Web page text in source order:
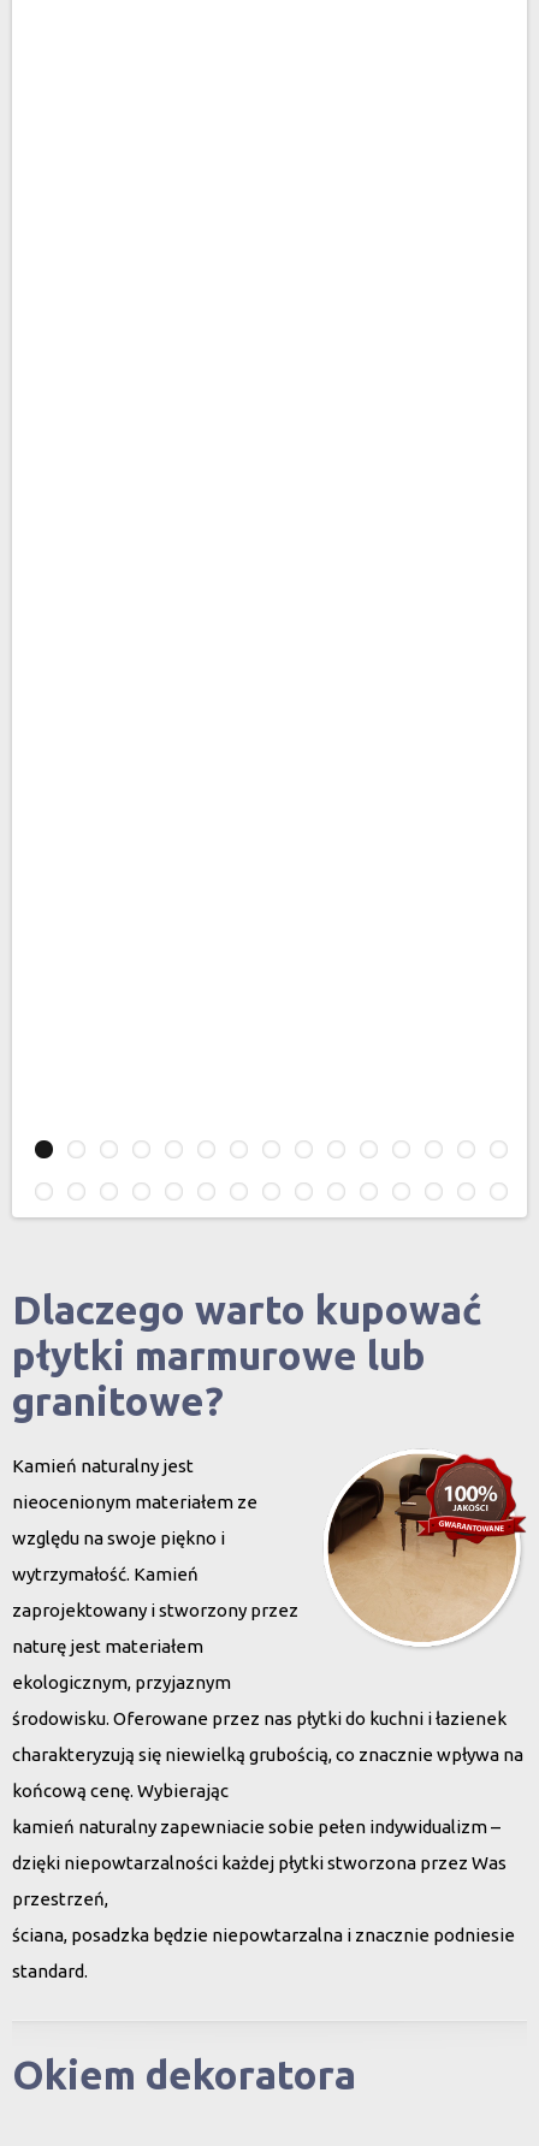
Dlaczego warto kupować
płytki marmurowe lub
granitowe?
Kamień naturalny jest
nieocenionym materiałem ze
względu na swoje piękno i
wytrzymałość. Kamień
zaprojektowany i stworzony przez
naturę jest materiałem
ekologicznym, przyjaznym
środowisku. Oferowane przez nas płytki do kuchni i łazienek
charakteryzują się niewielką grubością, co znacznie wpływa na
końcową cenę. Wybierając
kamień naturalny zapewniacie sobie pełen indywidualizm –
dzięki niepowtarzalności każdej płytki stworzona przez Was
przestrzeń,
ściana, posadzka będzie niepowtarzalna i znacznie podniesie
standard.
Okiem dekoratora